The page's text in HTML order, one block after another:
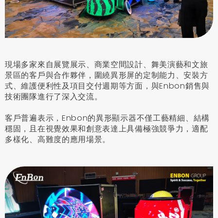
現場多家來自展覽展示、商業空間設計、舞美演藝和文旅
景區的客戶與合作夥伴，圍繞異形屏的定制能力、安裝方
式、維護便利性及項目交付週期等方面，與Enbon銷售與
技術團隊進行了深入交流。
客戶普遍表示，Enbon的異形顯示器不僅工藝精細、結構
穩固，且在視覺效果和創意表達上具備極強競爭力，適配
多樣化、高難度的應用場景。